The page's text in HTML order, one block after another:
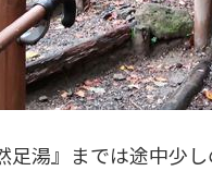
足湯』までは途中少